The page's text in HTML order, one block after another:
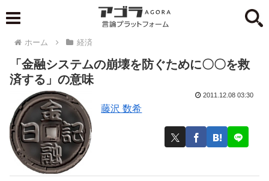
ホーム 経済
「金融システムの崩壊を防ぐために〇〇を救
済する」の意味
藤沢 数希
2011.12.08 03:30